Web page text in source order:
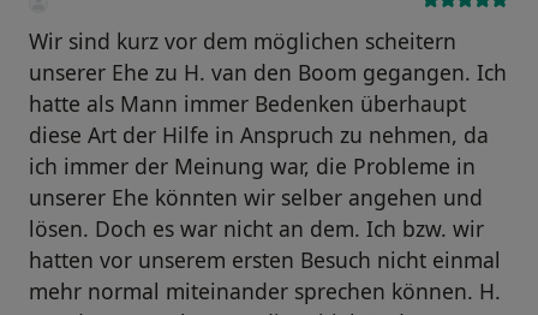
Wir sind kurz vor dem möglichen scheitern
unserer Ehe zu H. van den Boom gegangen. Ich
hatte als Mann immer Bedenken überhaupt
diese Art der Hilfe in Anspruch zu nehmen, da
ich immer der Meinung war, die Probleme in
unserer Ehe könnten wir selber angehen und
lösen. Doch es war nicht an dem. Ich bzw. wir
hatten vor unserem ersten Besuch nicht einmal
mehr normal miteinander sprechen können. H.